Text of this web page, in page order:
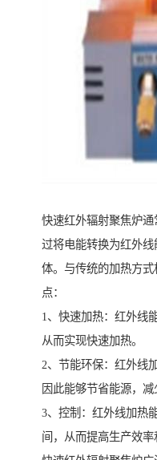
快速红外辐射聚焦炉
过将电能转换为红外
体。与传统的加热方
点：
1、快速加热：红外线
从而实现快速加热。
2、节能环保：红外线
因此能够节省能源，减
3、控制：红外线加热
间，从而提高生产效率